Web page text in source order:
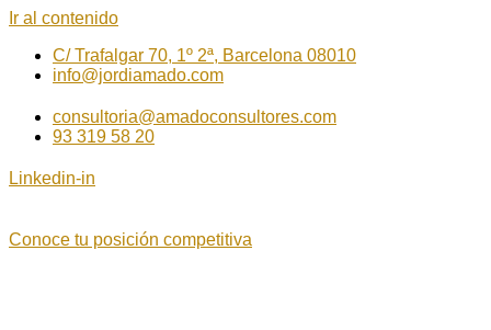
Ir al contenido
C/ Trafalgar 70, 1º 2ª, Barcelona 08010
info@jordiamado.com
consultoria@amadoconsultores.com
93 319 58 20
Linkedin-in
Conoce tu posición competitiva